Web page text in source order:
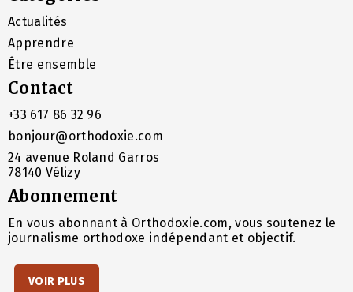
Actualités
Apprendre
Être ensemble
Contact
+33 617 86 32 96
bonjour@orthodoxie.com
24 avenue Roland Garros
78140 Vélizy
Abonnement
En vous abonnant à Orthodoxie.com, vous soutenez le
journalisme orthodoxe indépendant et objectif.
VOIR PLUS